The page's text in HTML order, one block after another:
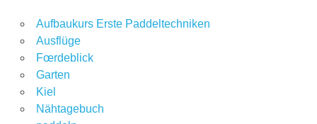
Aufbaukurs Erste Paddeltechniken
Ausflüge
Fœrdeblick
Garten
Kiel
Nähtagebuch